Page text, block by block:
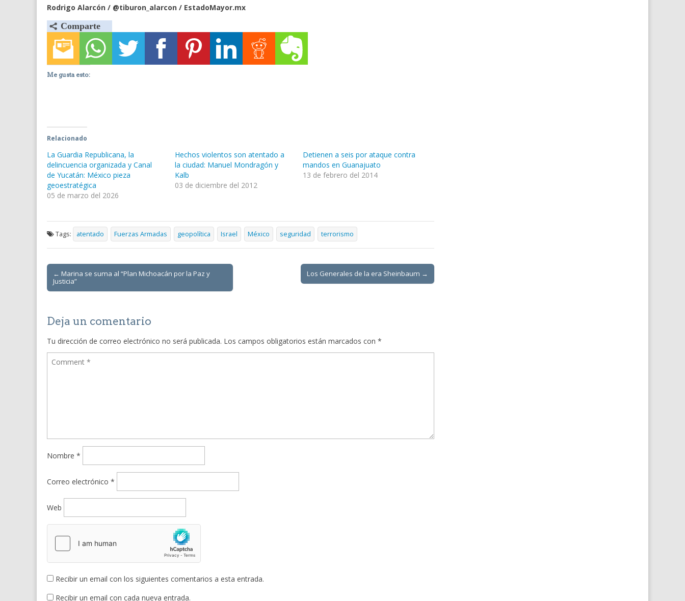
Rodrigo Alarcón / @tiburon_alarcon / EstadoMayor.mx
Me gusta esto:
Relacionado
La Guardia Republicana, la
delincuencia organizada y Canal
de Yucatán: México pieza
geoestratégica
05 de marzo del 2026
Hechos violentos son atentado a
la ciudad: Manuel Mondragón y
Kalb
03 de diciembre del 2012
Detienen a seis por ataque contra
mandos en Guanajuato
13 de febrero del 2014
Tags: atentado Fuerzas Armadas geopolítica Israel México seguridad terrorismo
Post
navigation
← Marina se suma al “Plan Michoacán por la Paz y
Justicia”
Los Generales de la era Sheinbaum →
Deja un comentario
Tu dirección de correo electrónico no será publicada. Los campos obligatorios están marcados con *
Nombre *
Correo electrónico *
Web
Recibir un email con los siguientes comentarios a esta entrada.
Recibir un email con cada nueva entrada.